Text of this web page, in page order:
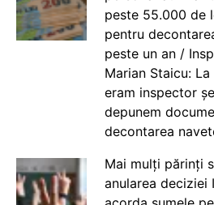
peste 55.000 de
pentru
peste un an /
Marian Staicu:
eram inspector
depunem
decontarea
Mai mulți părinți
anularea deciziei